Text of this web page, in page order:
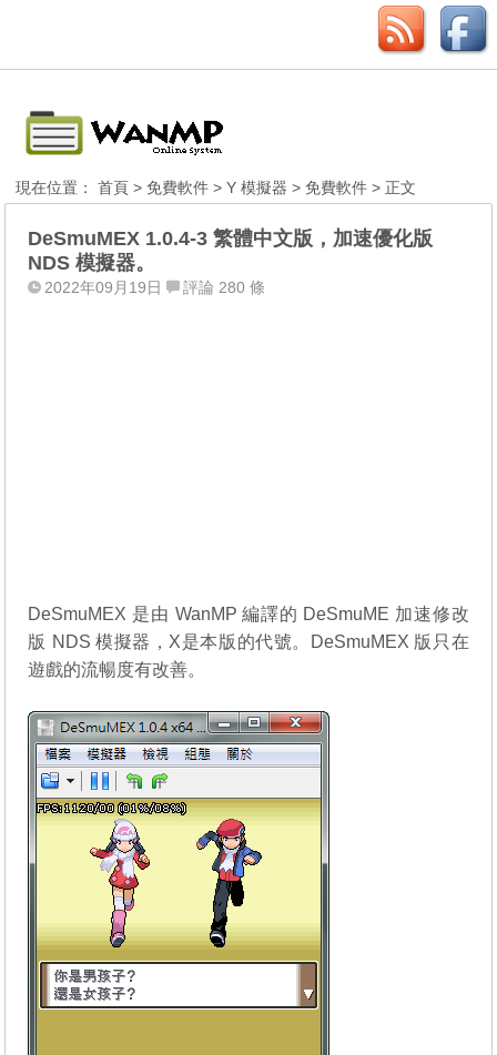
現在位置：首頁 >免費軟件 >Y 模擬器 >免費軟件 > 正文
DeSmuMEX 1.0.4-3 繁體中文版，加速優化版
NDS 模擬器。
2022年09月19日 評論 280 條
DeSmuMEX 是由 WanMP 編譯的 DeSmuME 加速修改
版 NDS 模擬器，X是本版的代號。DeSmuMEX 版只在
遊戲的流暢度有改善。